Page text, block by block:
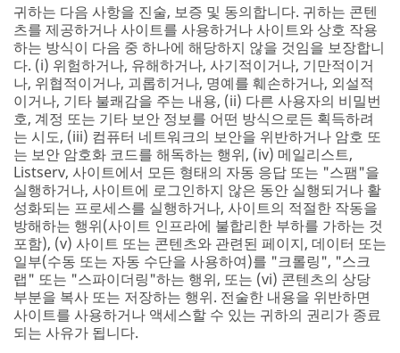
귀하는 다음 사항을 진술, 보증 및 동의합니다. 귀하는 콘텐
츠를 제공하거나 사이트를 사용하거나 사이트와 상호 작용
하는 방식이 다음 중 하나에 해당하지 않을 것임을 보장합니
다. (i) 위험하거나, 유해하거나, 사기적이거나, 기만적이거
나, 위협적이거나, 괴롭히거나, 명예를 훼손하거나, 외설적
이거나, 기타 불쾌감을 주는 내용, (ii) 다른 사용자의 비밀번
호, 계정 또는 기타 보안 정보를 어떤 방식으로든 획득하려
는 시도, (iii) 컴퓨터 네트워크의 보안을 위반하거나 암호 또
는 보안 암호화 코드를 해독하는 행위, (iv) 메일리스트,
Listserv, 사이트에서 모든 형태의 자동 응답 또는 "스팸"을
실행하거나, 사이트에 로그인하지 않은 동안 실행되거나 활
성화되는 프로세스를 실행하거나, 사이트의 적절한 작동을
방해하는 행위(사이트 인프라에 불합리한 부하를 가하는 것
포함), (v) 사이트 또는 콘텐츠와 관련된 페이지, 데이터 또는
일부(수동 또는 자동 수단을 사용하여)를 "크롤링", "스크
랩" 또는 "스파이더링"하는 행위, 또는 (vi) 콘텐츠의 상당
부분을 복사 또는 저장하는 행위. 전술한 내용을 위반하면
사이트를 사용하거나 액세스할 수 있는 귀하의 권리가 종료
되는 사유가 됩니다.